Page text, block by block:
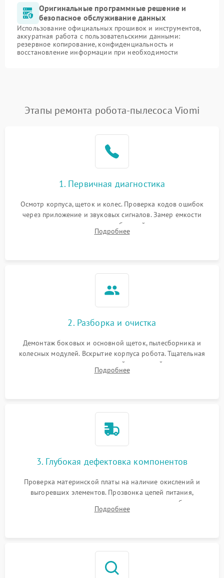
Оригинальные программные решение и
безопасное обслуживание данных
Использование официальных прошивок и инструментов,
аккуратная работа с пользовательскими данными:
резервное копирование, конфиденциальность и
восстановление информации при необходимости
Этапы ремонта робота-пылесоса Viomi
1. Первичная диагностика
Осмотр корпуса, щеток и колес. Проверка кодов ошибок
через приложение и звуковых сигналов. Замер емкости
аккумулятора и тестирование базовой станции зарядки.
Оценка работы лидара, бампера и датчиков падения для
Подробнее
2. Разборка и очистка
Демонтаж боковых и основной щеток, пылесборника и
колесных модулей. Вскрытие корпуса робота. Тщательная
очистка внутренних полостей, шестерней и плат от
скопившейся пыли, волос и шерсти животных с
Подробнее
3. Глубокая дефектовка компонентов
Проверка материнской платы на наличие окислений и
выгоревших элементов. Прозвонка цепей питания,
тестирование приводных моторов колес и турбины
всасывания. Оценка состояния оптических и инфракрасных
Подробнее